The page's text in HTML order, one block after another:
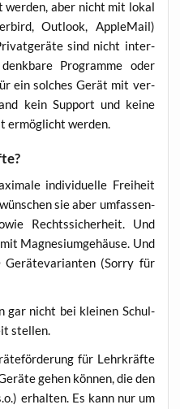
wer­den, aber nicht mit lokal
Out­look, Apple­Mail)
sind nicht inter­
Pro­gram­me oder
ein sol­ches Gerät mit ver­
kein Sup­port und kei­ne
ermög­licht werden.
indi­vi­du­el­le Frei­heit
sie aber umfas­sen­
Rechts­si­cher­heit. Und
Magne­si­um­ge­häu­se. Und
(Sor­ry für
gar nicht bei klei­nen Schul­
stellen.
für Lehr­kräf­te
gehen kön­nen, die den
erhal­ten. Es kann nur um